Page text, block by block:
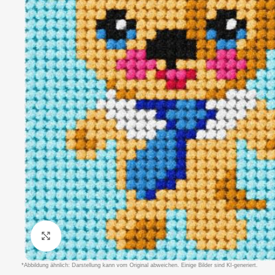
Klicken um zu vergrößern
*Abbildung ähnlich: Darstellung kann vom Original abweichen. Einige Bilder sind KI-generiert.